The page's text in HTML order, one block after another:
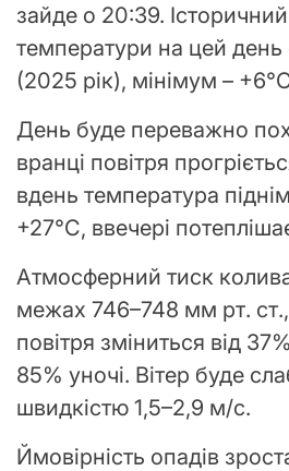
зайде о 20:39.
температури на цей
(2025 рік), мінімум –
День буде переважно
вранці повітря
вдень температура
+27°С, ввечері
Атмосферний тиск
межах 746–748 мм рт. ст.,
повітря зміниться від
85% уночі. Вітер буде
швидкістю 1,5–2,9 м/с.
Ймовірність опадів